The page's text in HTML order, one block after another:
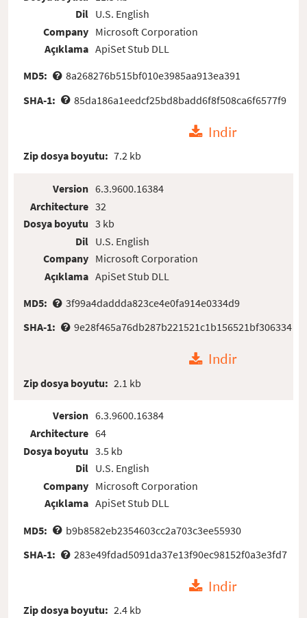
Dil
Company
Açıklama
U.S. English
Microsoft Corporation
ApiSet Stub DLL
MD5:
8a268276b515bf010e3985aa913ea391
SHA-1:
85da186a1eedcf25bd8badd6f8f508ca6f6577f9
Indir
Zip dosya boyutu: 7.2 kb
Version
Architecture
Dosya boyutu
Dil
Company
Açıklama
6.3.9600.16384
32
3 kb
U.S. English
Microsoft Corporation
ApiSet Stub DLL
MD5:
3f99a4daddda823ce4e0fa914e0334d9
SHA-1:
9e28f465a76db287b221521c1b156521bf306334
Indir
Zip dosya boyutu: 2.1 kb
Version
Architecture
Dosya boyutu
Dil
Company
Açıklama
6.3.9600.16384
64
3.5 kb
U.S. English
Microsoft Corporation
ApiSet Stub DLL
MD5:
b9b8582eb2354603cc2a703c3ee55930
SHA-1:
283e49fdad5091da37e13f90ec98152f0a3e3fd7
Indir
Zip dosya boyutu: 2.4 kb